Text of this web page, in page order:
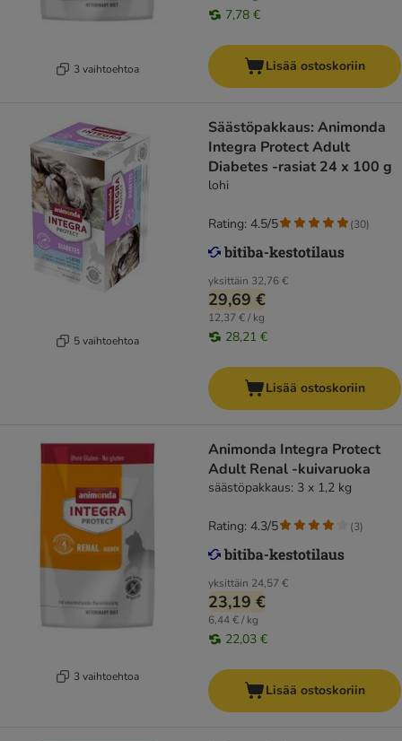
3 vaihtoehtoa
7,78 €
Lisää ostoskoriin
5 vaihtoehtoa
Säästöpakkaus: Animonda
Integra Protect Adult
Diabetes -rasiat 24 x 100 g
lohi
yksittäin 32,76 €
29,69 €
12,37 € / kg
28,21 €
Rating: 4.5/5 (30)
Lisää ostoskoriin
3 vaihtoehtoa
Animonda Integra Protect
Adult Renal -kuivaruoka
säästöpakkaus: 3 x 1,2 kg
yksittäin 24,57 €
23,19 €
6,44 € / kg
22,03 €
Rating: 4.3/5 (3)
Lisää ostoskoriin